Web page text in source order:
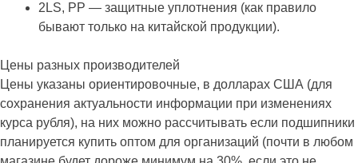
2LS, PP — защитные уплотнения (как правило
бывают только на китайской продукции).
Цены разных производителей
Цены указаны ориентировочные, в долларах США (для
сохранения актуальности информации при изменениях
курса рубля), на них можно рассчитывать если подшипники
планируется купить оптом для организаций (почти в любом